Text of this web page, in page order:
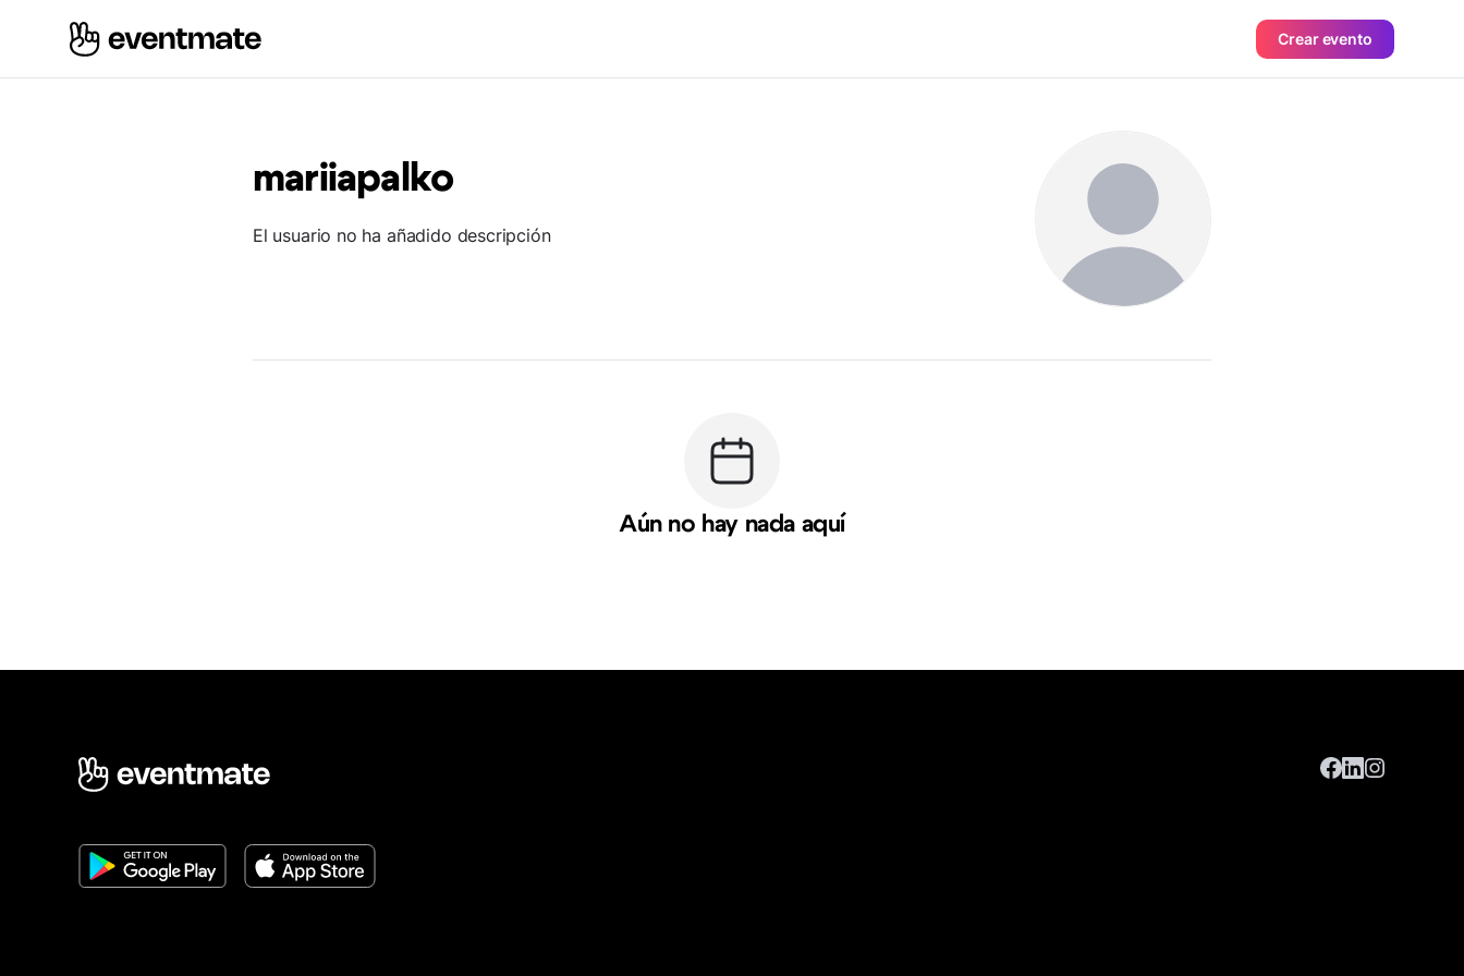
Crear evento
mariiapalko
El usuario no ha añadido descripción
Aún no hay nada aquí